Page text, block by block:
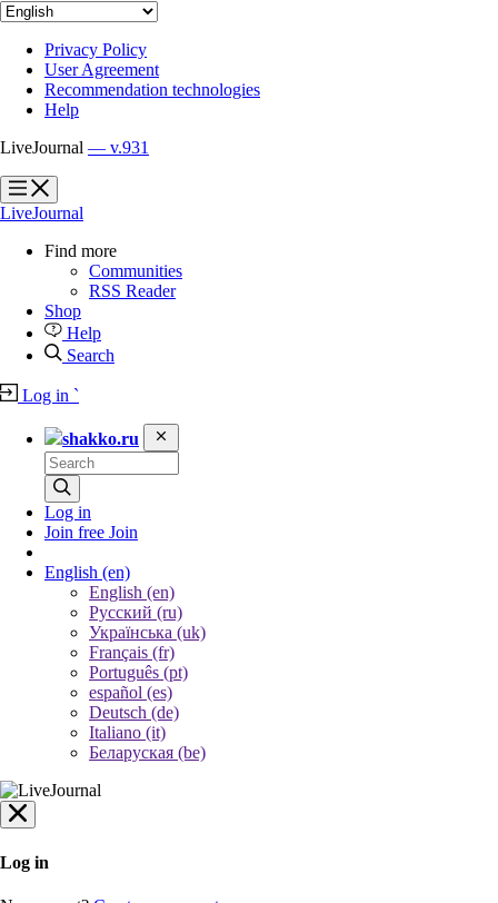
Privacy Policy
User Agreement
Recommendation technologies
Help
LiveJournal — v.931
?
?
LiveJournal
Find more
Communities
RSS Reader
Shop
Help
Search
Log in `
shakko.ru
Log in
Join free Join
English (en)
English (en)
Русский (ru)
Українська (uk)
Français (fr)
Português (pt)
español (es)
Deutsch (de)
Italiano (it)
Беларуская (be)
Log in